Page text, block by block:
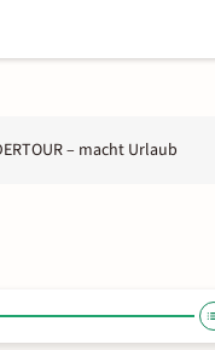
– macht Urlaub